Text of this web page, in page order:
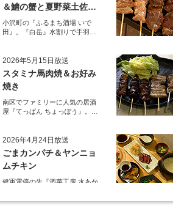
＆鱧の蟹と夏野菜土佐酢
ジュレがけ
小沢町の『ふるまち酒場 いで
田』。『白岳』水割りで手羽先
2026年5月15日放送
スタミナ馬肉焼＆お好み
焼き
南区でファミリーに人気の居酒
屋『てっぱん ちょっぽう』。王
2026年4月24日放送
ごまカンパチ＆ヤンニョ
ムチキン
健軍電停の先『酒菜工房 水あか
杯！まずは『ごまカンパチ』を